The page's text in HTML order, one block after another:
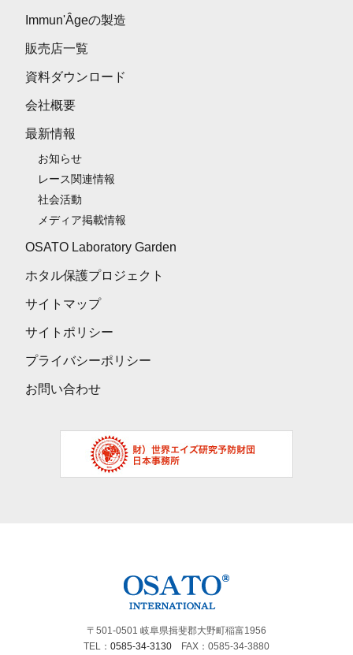
Immun'Âgeの製造
販売店一覧
資料ダウンロード
会社概要
最新情報
お知らせ
レース関連情報
社会活動
メディア掲載情報
OSATO Laboratory Garden
ホタル保護プロジェクト
サイトマップ
サイトポリシー
プライバシーポリシー
お問い合わせ
〒501-0501 岐阜県揖斐郡大野町稲富1956
TEL： 0585-34-3130 FAX：0585-34-3880